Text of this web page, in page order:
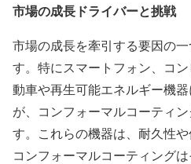
市場の成長ドライバーと挑戦
市場の成長を牽引する要因の
す。特にスマートフォン、コ
動車や再生可能エネルギー機
が、コンフォーマルコーティ
す。これらの機器は、耐久性や
コンフォーマルコーティング